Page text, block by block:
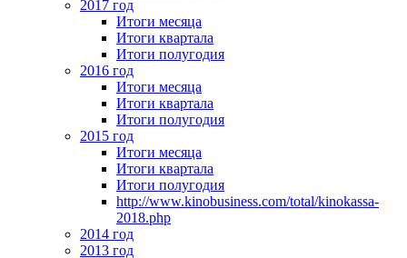
2017 год
Итоги месяца
Итоги квартала
Итоги полугодия
2016 год
Итоги месяца
Итоги квартала
Итоги полугодия
2015 год
Итоги месяца
Итоги квартала
Итоги полугодия
http://www.kinobusiness.com/total/kinokassa-
2018.php
2014 год
2013 год